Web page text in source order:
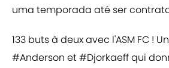
uma temporada até ser
133 buts à deux avec l'ASM FC !
#Anderson et#Djorkaeffqui